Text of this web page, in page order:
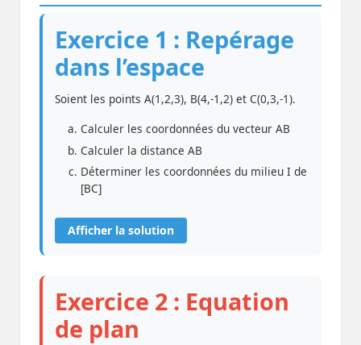
Exercice 1 : Repérage
dans l’espace
Soient les points A(1,2,3), B(4,-1,2) et C(0,3,-1).
Calculer les coordonnées du vecteur AB
Calculer la distance AB
Déterminer les coordonnées du milieu I de
[BC]
Afficher la solution
Exercice 2 : Equation
de plan